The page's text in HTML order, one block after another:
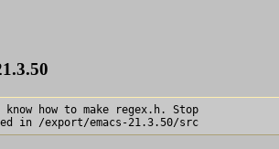
how to make regex.h. Stop